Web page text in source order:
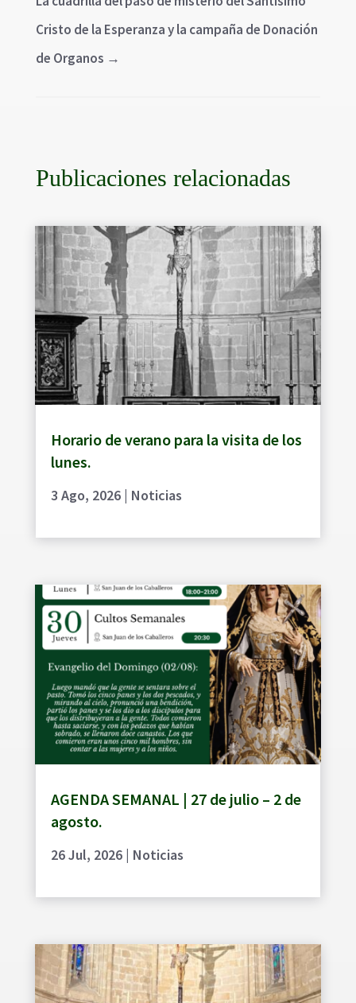
Cristo de la Esperanza y la campaña de Donación
de Organos →
Publicaciones relacionadas
Horario de verano para la visita de los
lunes.
3 Ago, 2026| Noticias
AGENDA SEMANAL | 27 de julio – 2 de
agosto.
26 Jul, 2026| Noticias